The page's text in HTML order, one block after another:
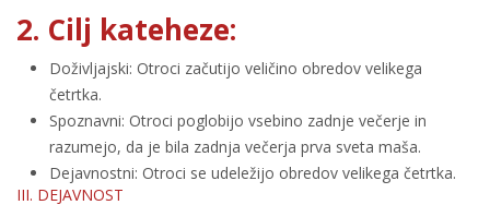
2. Cilj kateheze:
Doživljajski: Otroci začutijo veličino obredov velikega
četrtka.
Spoznavni: Otroci poglobijo vsebino zadnje večerje in
razumejo, da je bila zadnja večerja prva sveta maša.
Dejavnostni: Otroci se udeležijo obredov velikega četrtka.
III. DEJAVNOST